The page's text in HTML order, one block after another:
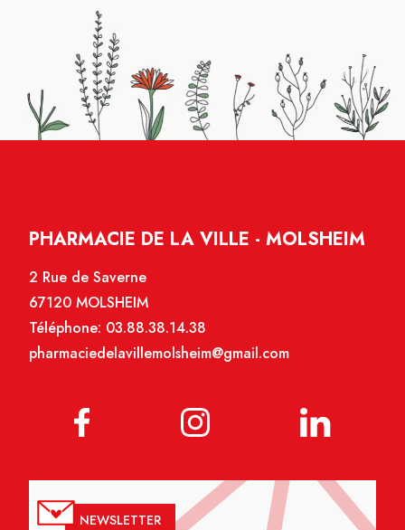
PHARMACIE DE LA VILLE - MOLSHEIM
2 Rue de Saverne
67120 MOLSHEIM
Téléphone: 03.88.38.14.38
pharmaciedelavillemolsheim@gmail.com
NEWSLETTER